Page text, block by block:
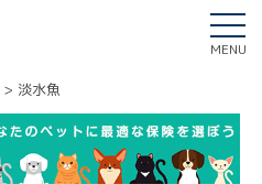
MENU
淡水魚